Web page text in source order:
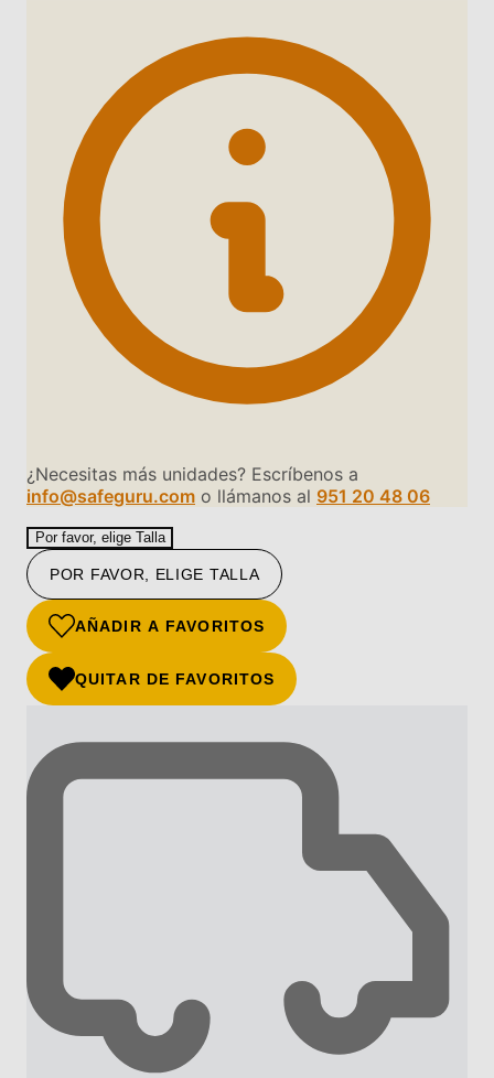
¿Necesitas más unidades? Escríbenos a
info@safeguru.com o llámanos al 951 20 48 06
Por favor, elige Talla
POR FAVOR, ELIGE TALLA
AÑADIR A FAVORITOS
QUITAR DE FAVORITOS